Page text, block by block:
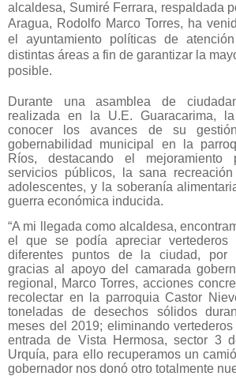
alcaldesa, Sumiré Ferrara, respaldada
Aragua, Rodolfo Marco Torres, ha
el ayuntamiento políticas de
distintas áreas a fin de garantizar la
posible.
Durante una asamblea de
realizada en la U.E. Guaracarima,
conocer los avances de su
gobernabilidad municipal en la
Ríos, destacando el mejoramiento
servicios públicos, la sana
adolescentes, y la soberanía
guerra económica inducida.
“A mi llegada como alcaldesa,
el que se podía apreciar
diferentes puntos de la ciudad, por
gracias al apoyo del camarada
regional, Marco Torres, acciones
recolectar en la parroquia Castor
toneladas de desechos sólidos
meses del 2019; eliminando
entrada de Vista Hermosa, sector 3
Urquía, para ello recuperamos un
gobernador nos donó otro totalmente